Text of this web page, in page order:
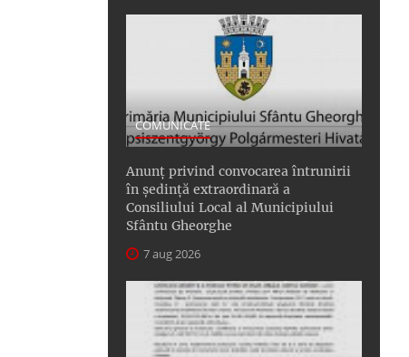
COMUNICATE
Anunţ privind convocarea întrunirii
în şedinţă extraordinară a
Consiliului Local al Municipiului
Sfântu Gheorghe
7 aug 2026